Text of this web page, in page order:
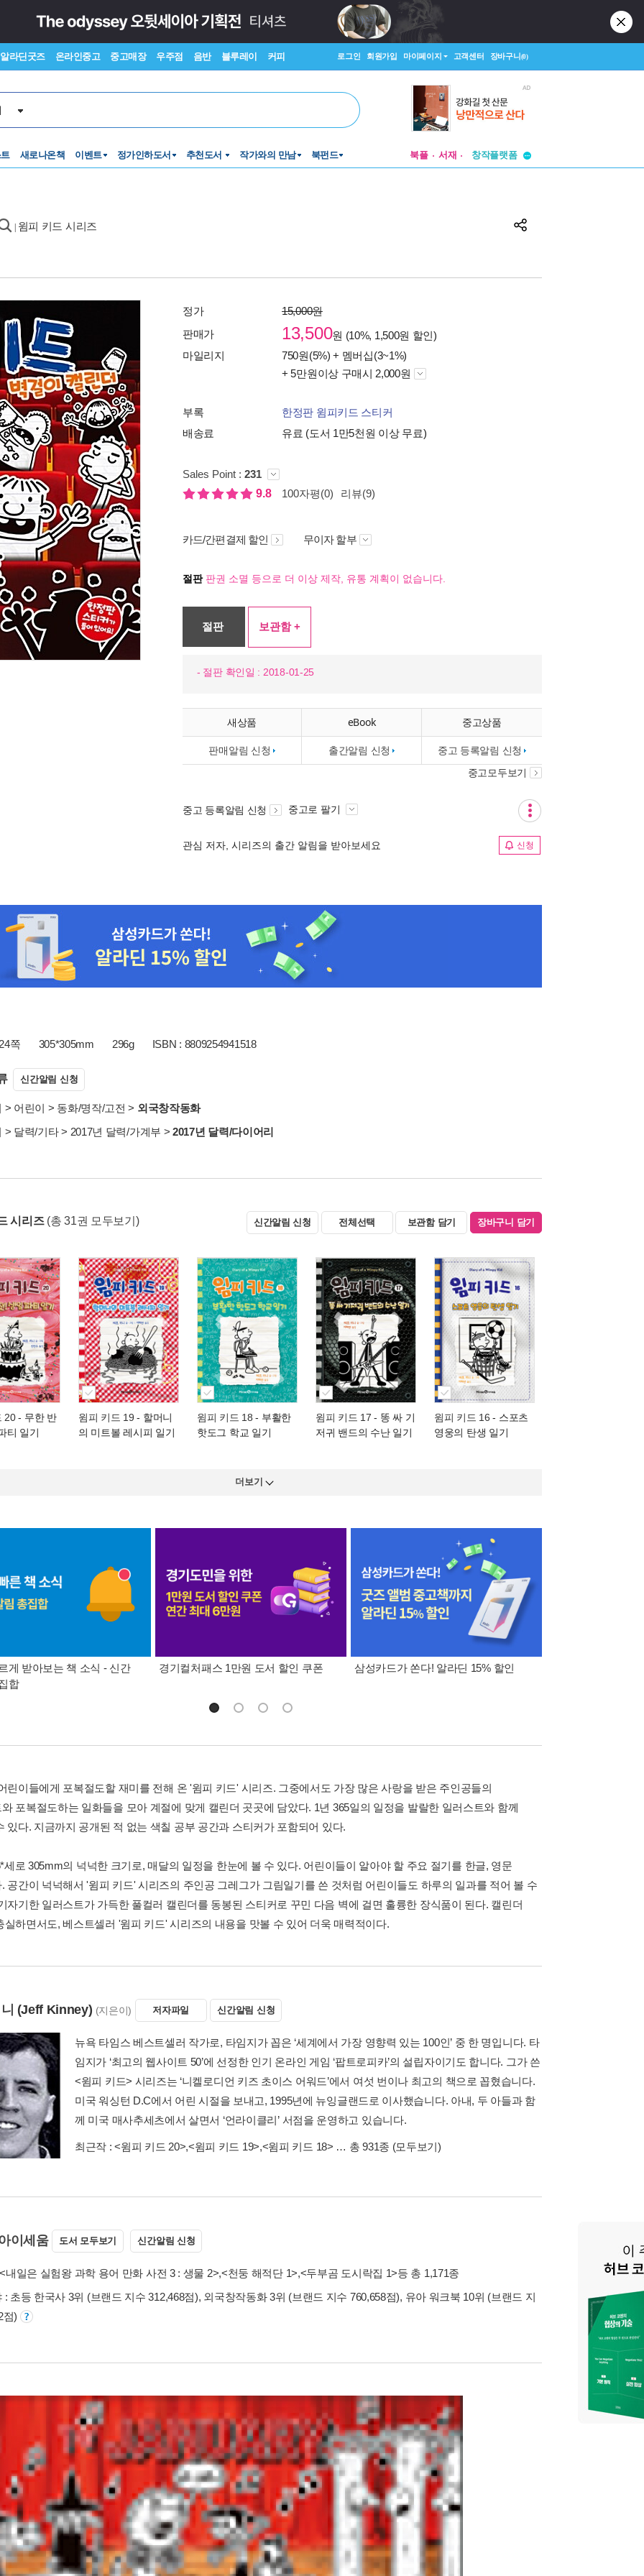
알라딘굿즈 온라인중고 중고매장 우주점 음반 블루레이 커피 로그인 회원가입 마이페이지 고객센터 장바구니(0)
새로나온책 이벤트 정가인하도서 추천도서 작가와의 만남 북펀드 북플 서재
창작플랫폼
윔피 키드 시리즈
정가
15,000원
판매가
13,500원 (10%, 1,500원 할인)
마일리지
750원(5%) + 멤버십(3~1%)
+ 5만원이상 구매시 2,000원
부록
한정판 윔피키드 스티커
배송료
유료 (도서 1만5천원 이상 무료)
Sales Point : 231
9.8
100자평(0) 리뷰(9)
카드/간편결제 할인 무이자 할부
절판판권 소멸 등으로 더 이상 제작, 유통 계획이 없습니다.
절판 보관함 +
- 절판 확인일 : 2018-01-25
새상품 eBook 중고상품
판매알림 신청 출간알림 신청 중고 등록알림 신청
중고모두보기
중고 등록알림 신청 중고로 팔기
관심 저자, 시리즈의 출간 알림을 받아보세요 신청
쪽 305*305mm 296g ISBN : 8809254941518
신간알림 신청
> 어린이 > 동화/명작/고전 > 외국창작동화
> 달력/기타> 2017년 달력/가계부 >2017년 달력/다이어리
시리즈 (총 31권 모두보기) 신간알림 신청 전체선택 보관함 담기 장바구니 담기
20- 무한 반
티 일기
윔피 키드 19 - 할머니
의 미트볼 레시피 일기
윔피 키드 18 - 부활한
핫도그 학교 일기
윔피 키드 17 - 똥 싸 기
저귀 밴드의 수난 일기
윔피 키드 16 - 스포츠
영웅의 탄생 일기
더보기
게 받아보는 책 소식 - 신간
합
경기컬처패스 1만원 도서 할인 쿠폰 삼성카드가 쏜다! 알라딘 15% 할인
린이들에게 포복절도할 재미를 전해 온 '윔피 키드' 시리즈. 그중에서도 가장 많은 사랑을 받은 주인공들의
포복절도하는 일화들을 모아 계절에 맞게 캘린더 곳곳에 담았다. 1년 365일의 일정을 발랄한 일러스트와 함께
있다. 지금까지 공개된 적 없는 색칠 공부 공간과 스티커가 포함되어 있다.
세로 305mm의 넉넉한 크기로, 매달의 일정을 한눈에 볼 수 있다. 어린이들이 알아야 할 주요 절기를 한글, 영문
공간이 넉넉해서 '윔피 키드' 시리즈의 주인공 그레그가 그림일기를 쓴 것처럼 어린이들도 하루의 일과를 적어 볼 수
자기한 일러스트가 가득한 풀컬러 캘린더를 동봉된 스티커로 꾸민 다음 벽에 걸면 훌륭한 장식품이 된다. 캘린더
실하면서도, 베스트셀러 '윔피 키드' 시리즈의 내용을 맛볼 수 있어 더욱 매력적이다.
(Jeff Kinney) (지은이) 저자파일 신간알림 신청
뉴욕 타임스 베스트셀러 작가로, 타임지가 꼽은 ‘세계에서 가장 영향력 있는 100인’ 중 한 명입니다. 타
임지가 ‘최고의 웹사이트 50’에 선정한 인기 온라인 게임 ‘팝트로피카’의 설립자이기도 합니다. 그가 쓴
<윔피 키드> 시리즈는 ‘니켈로디언 키즈 초이스 어워드’에서 여섯 번이나 최고의 책으로 꼽혔습니다.
미국 워싱턴 D.C에서 어린 시절을 보내고, 1995년에 뉴잉글랜드로 이사했습니다. 아내, 두 아들과 함
께 미국 매사추세츠에서 살면서 ‘언라이클리’ 서점을 운영하고 있습니다.
최근작 :<윔피 키드 20>,<윔피 키드 19>,<윔피 키드 18> … 총 931종 (모두보기)
이세움 도서 모두보기 신간알림 신청
<내일은 실험왕 과학 용어 만화 사전 3 : 생물 2>,<천둥 해적단 1>,<두부곰 도시락집 1>등 총 1,171종
: 초등 한국사 3위 (브랜드 지수 312,468점), 외국창작동화 3위 (브랜드 지수 760,658점), 유아 워크북 10위 (브랜드 지
점)